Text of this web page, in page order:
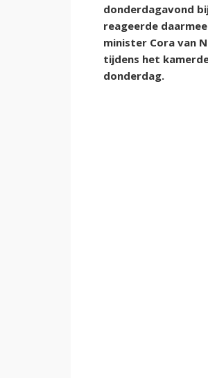
donderdagavond
reageerde
minister Cora van
tijdens het
donderdag.